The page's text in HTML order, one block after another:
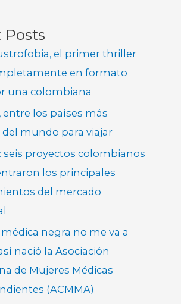
Posts
el primer thriller
en formato
una colombiana
los países más
del mundo para viajar
seis proyectos colombianos
los principales
del mercado
negra no me va a
nació la Asociación
de Mujeres Médicas
(ACMMA)